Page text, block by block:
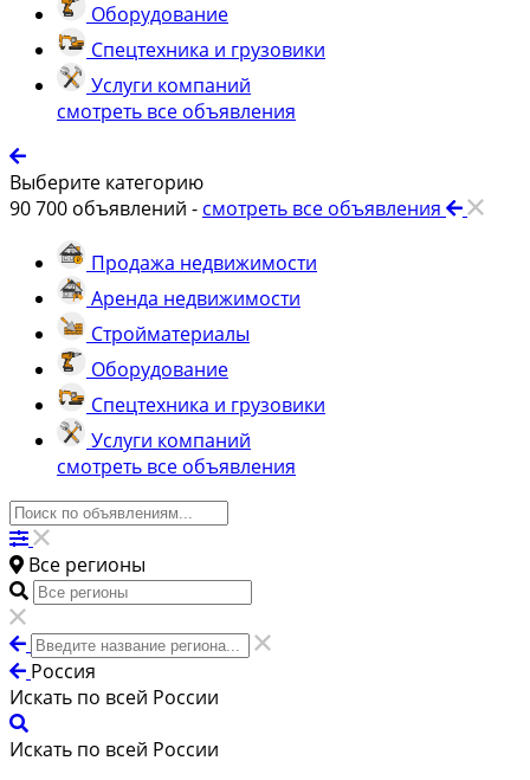
Оборудование
Спецтехника и грузовики
Услуги компаний
смотреть все объявления
Выберите категорию
90 700 объявлений - смотреть все объявления
Продажа недвижимости
Аренда недвижимости
Стройматериалы
Оборудование
Спецтехника и грузовики
Услуги компаний
смотреть все объявления
Все регионы
Россия
Искать по всей России
Искать по всей России